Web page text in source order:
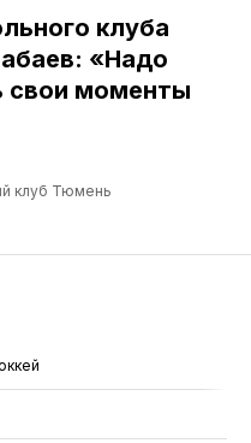
клуба
«Надо
свои моменты
клуб Тюмень